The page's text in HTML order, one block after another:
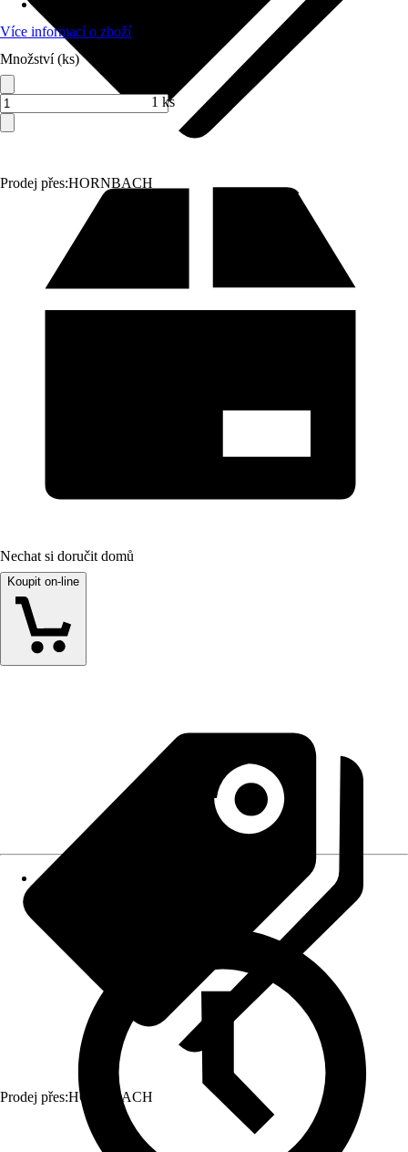
Prodej přes:HORNBACH
Více informací o zboží
Množství (ks)
1 ks
Nechat si doručit domů
Koupit on-line
Prodej přes:HORNBACH